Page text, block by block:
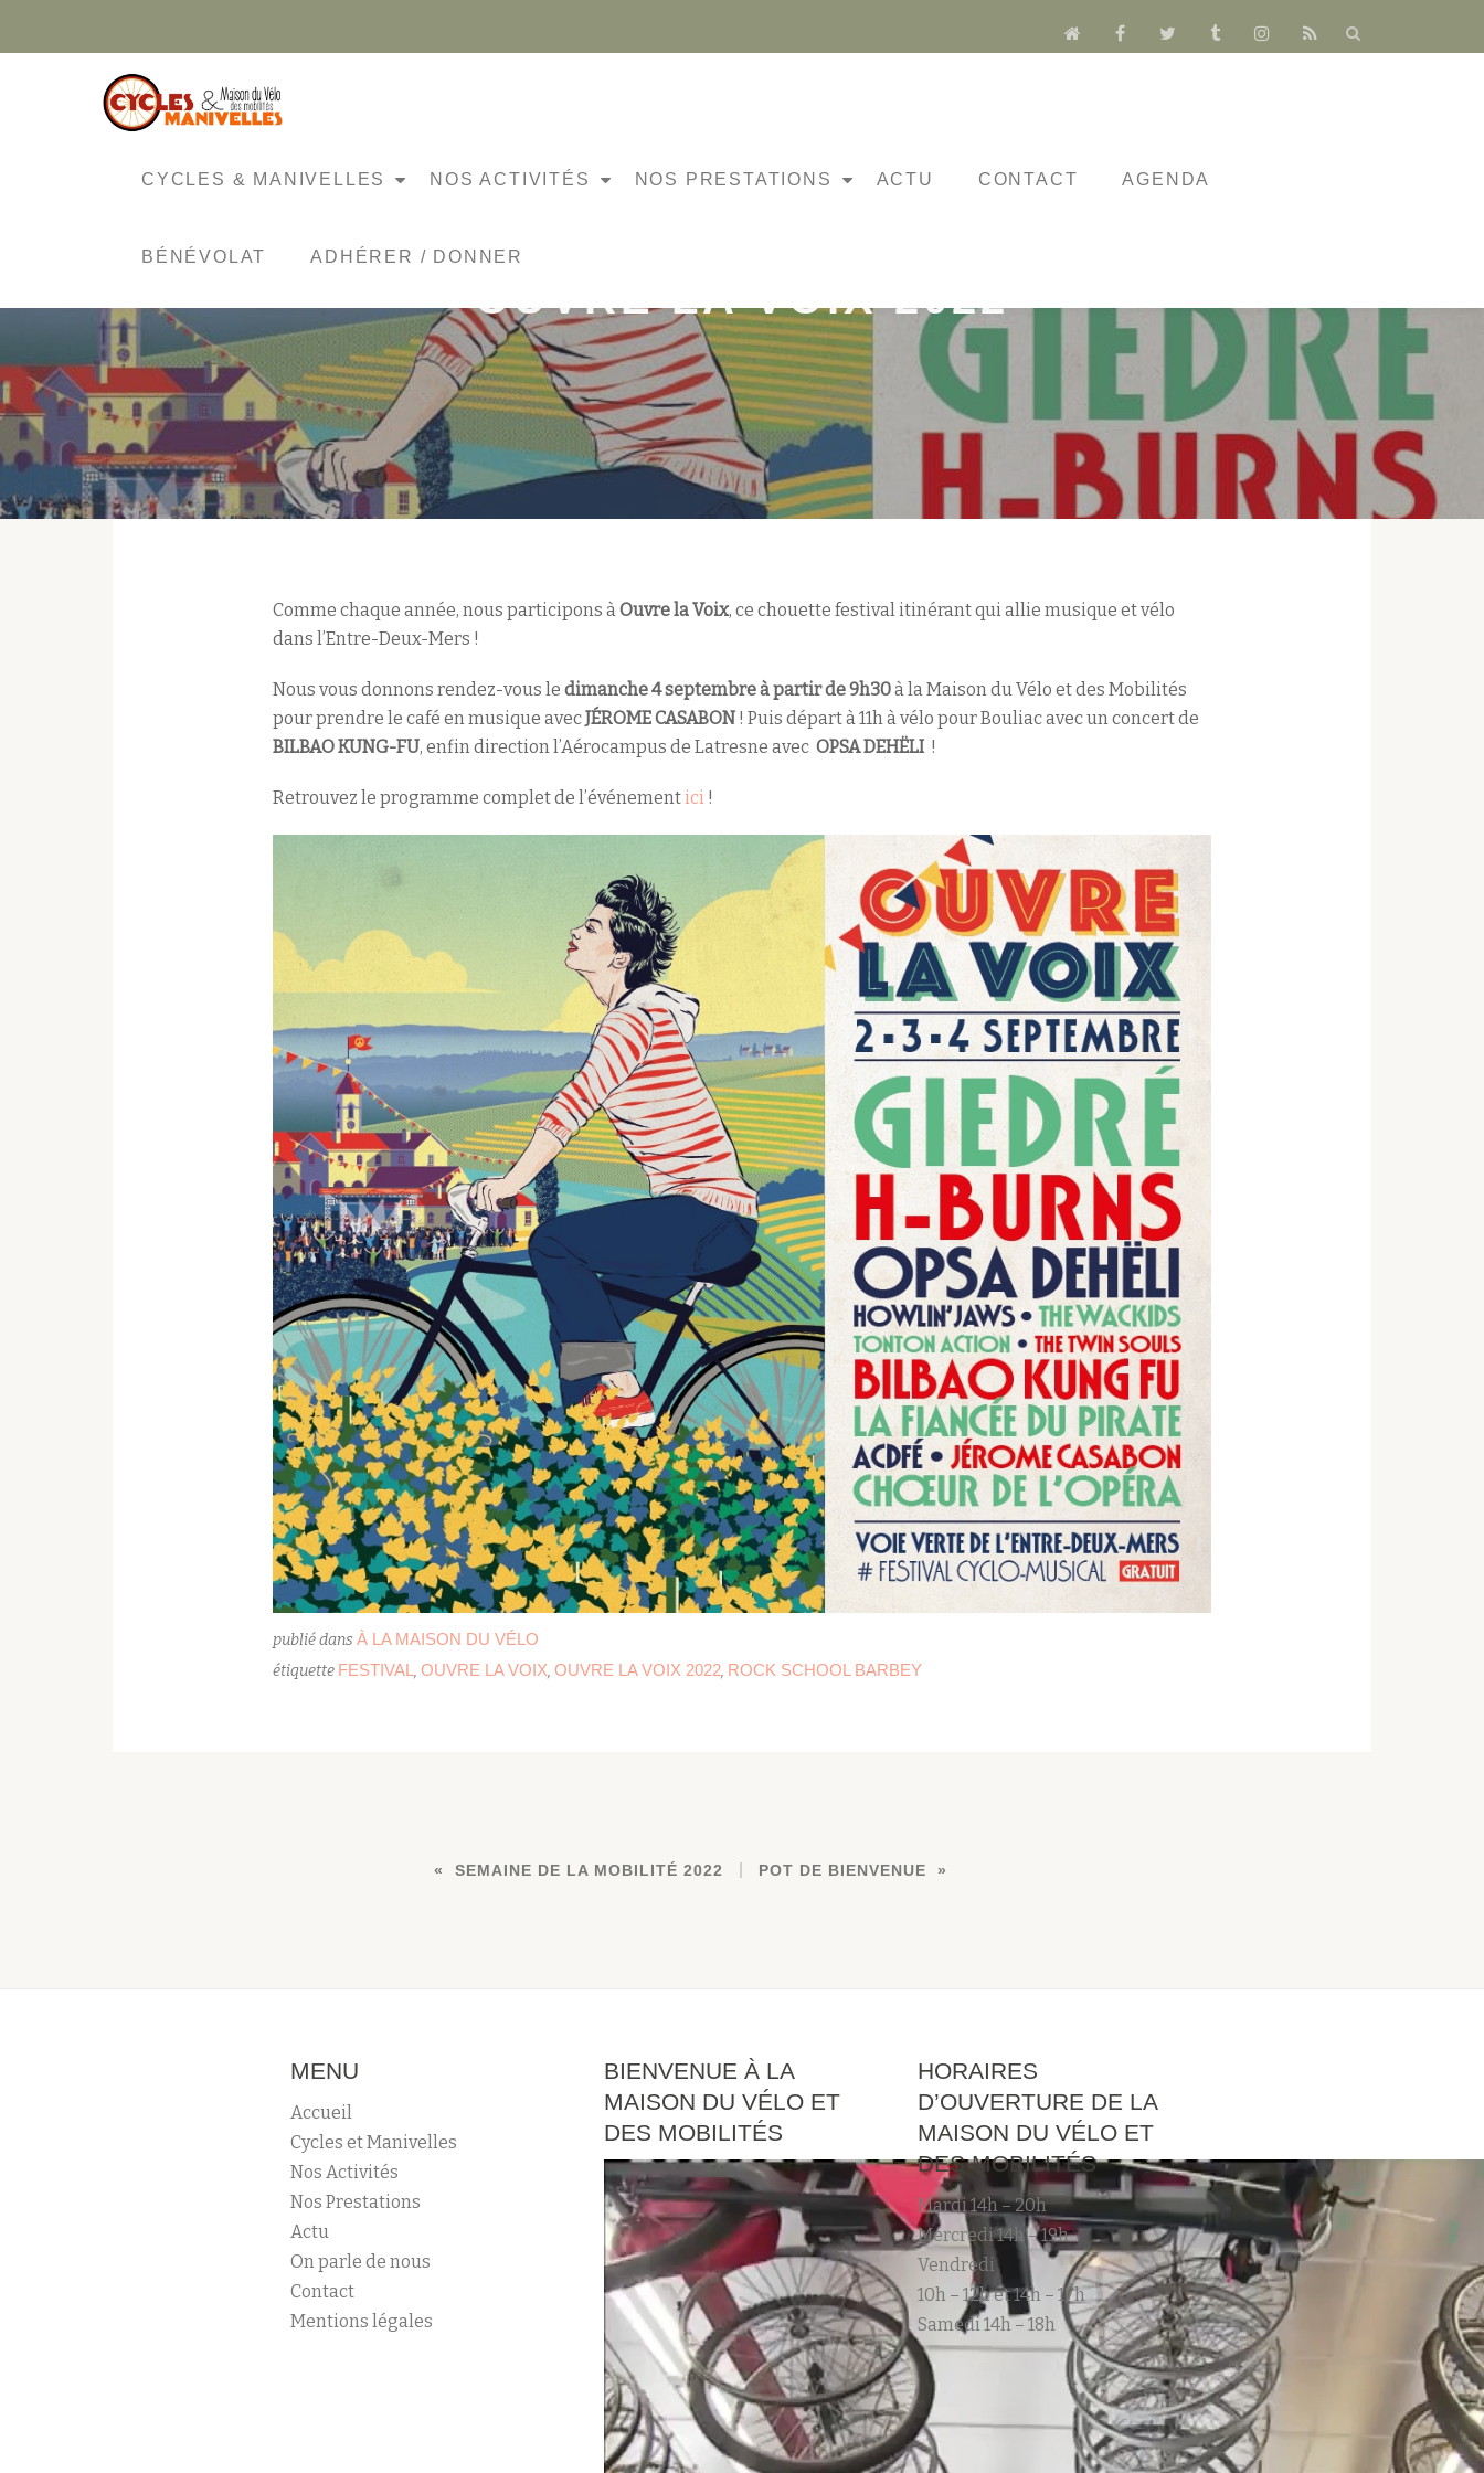
Aller
fa-
fa-
fa-
fa-
fa-
fa-
CYCLES & MANIVELLES NOS ACTIVITÉS NOS PRESTATIONS ACTU CONTACT AGENDA
BÉNÉVOLAT ADHÉRER / DONNER
OUVRE LA VOIX 2022
Comme chaque année, nous participons àOuvre la Voix, ce chouette festival itinérant qui allie musique et vélo
dans l’Entre-Deux-Mers !
Nous vous donnons rendez-vous le dimanche 4 septembre à partir de 9h30à la Maison du Vélo et des Mobilités
pour prendre le café en musique avecJÉROME CASABON ! Puis départ à 11h à vélo pour Bouliac avec un concert de
BILBAO KUNG-FU, enfin direction l’Aérocampus de Latresne avec OPSA DEHËLI !
Retrouvez le programme complet de l’événement ici !
publié dans À LA MAISON DU VÉLO
étiquette FESTIVAL , OUVRE LA VOIX, OUVRE LA VOIX 2022, ROCK SCHOOL BARBEY
SEMAINE DE LA MOBILITÉ 2022 POT DE BIENVENUE
MENU
Accueil
Cycles et Manivelles
Nos Activités
Nos Prestations
Actu
On parle de nous
Contact
Mentions légales
BIENVENUE À LA
MAISON DU VÉLO ET
DES MOBILITÉS
HORAIRES
D’OUVERTURE DE LA
MAISON DU VÉLO ET
DES MOBILITÉS
Mardi 14h – 20h
Mercredi 14h – 19h
Vendredi
10h – 12h et 14h – 17h
Samedi 14h – 18h